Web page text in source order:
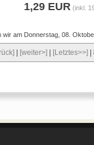
1,29 EUR (inkl.
wir am Donnerstag, 08.
[weiter>] [Letztes>>]